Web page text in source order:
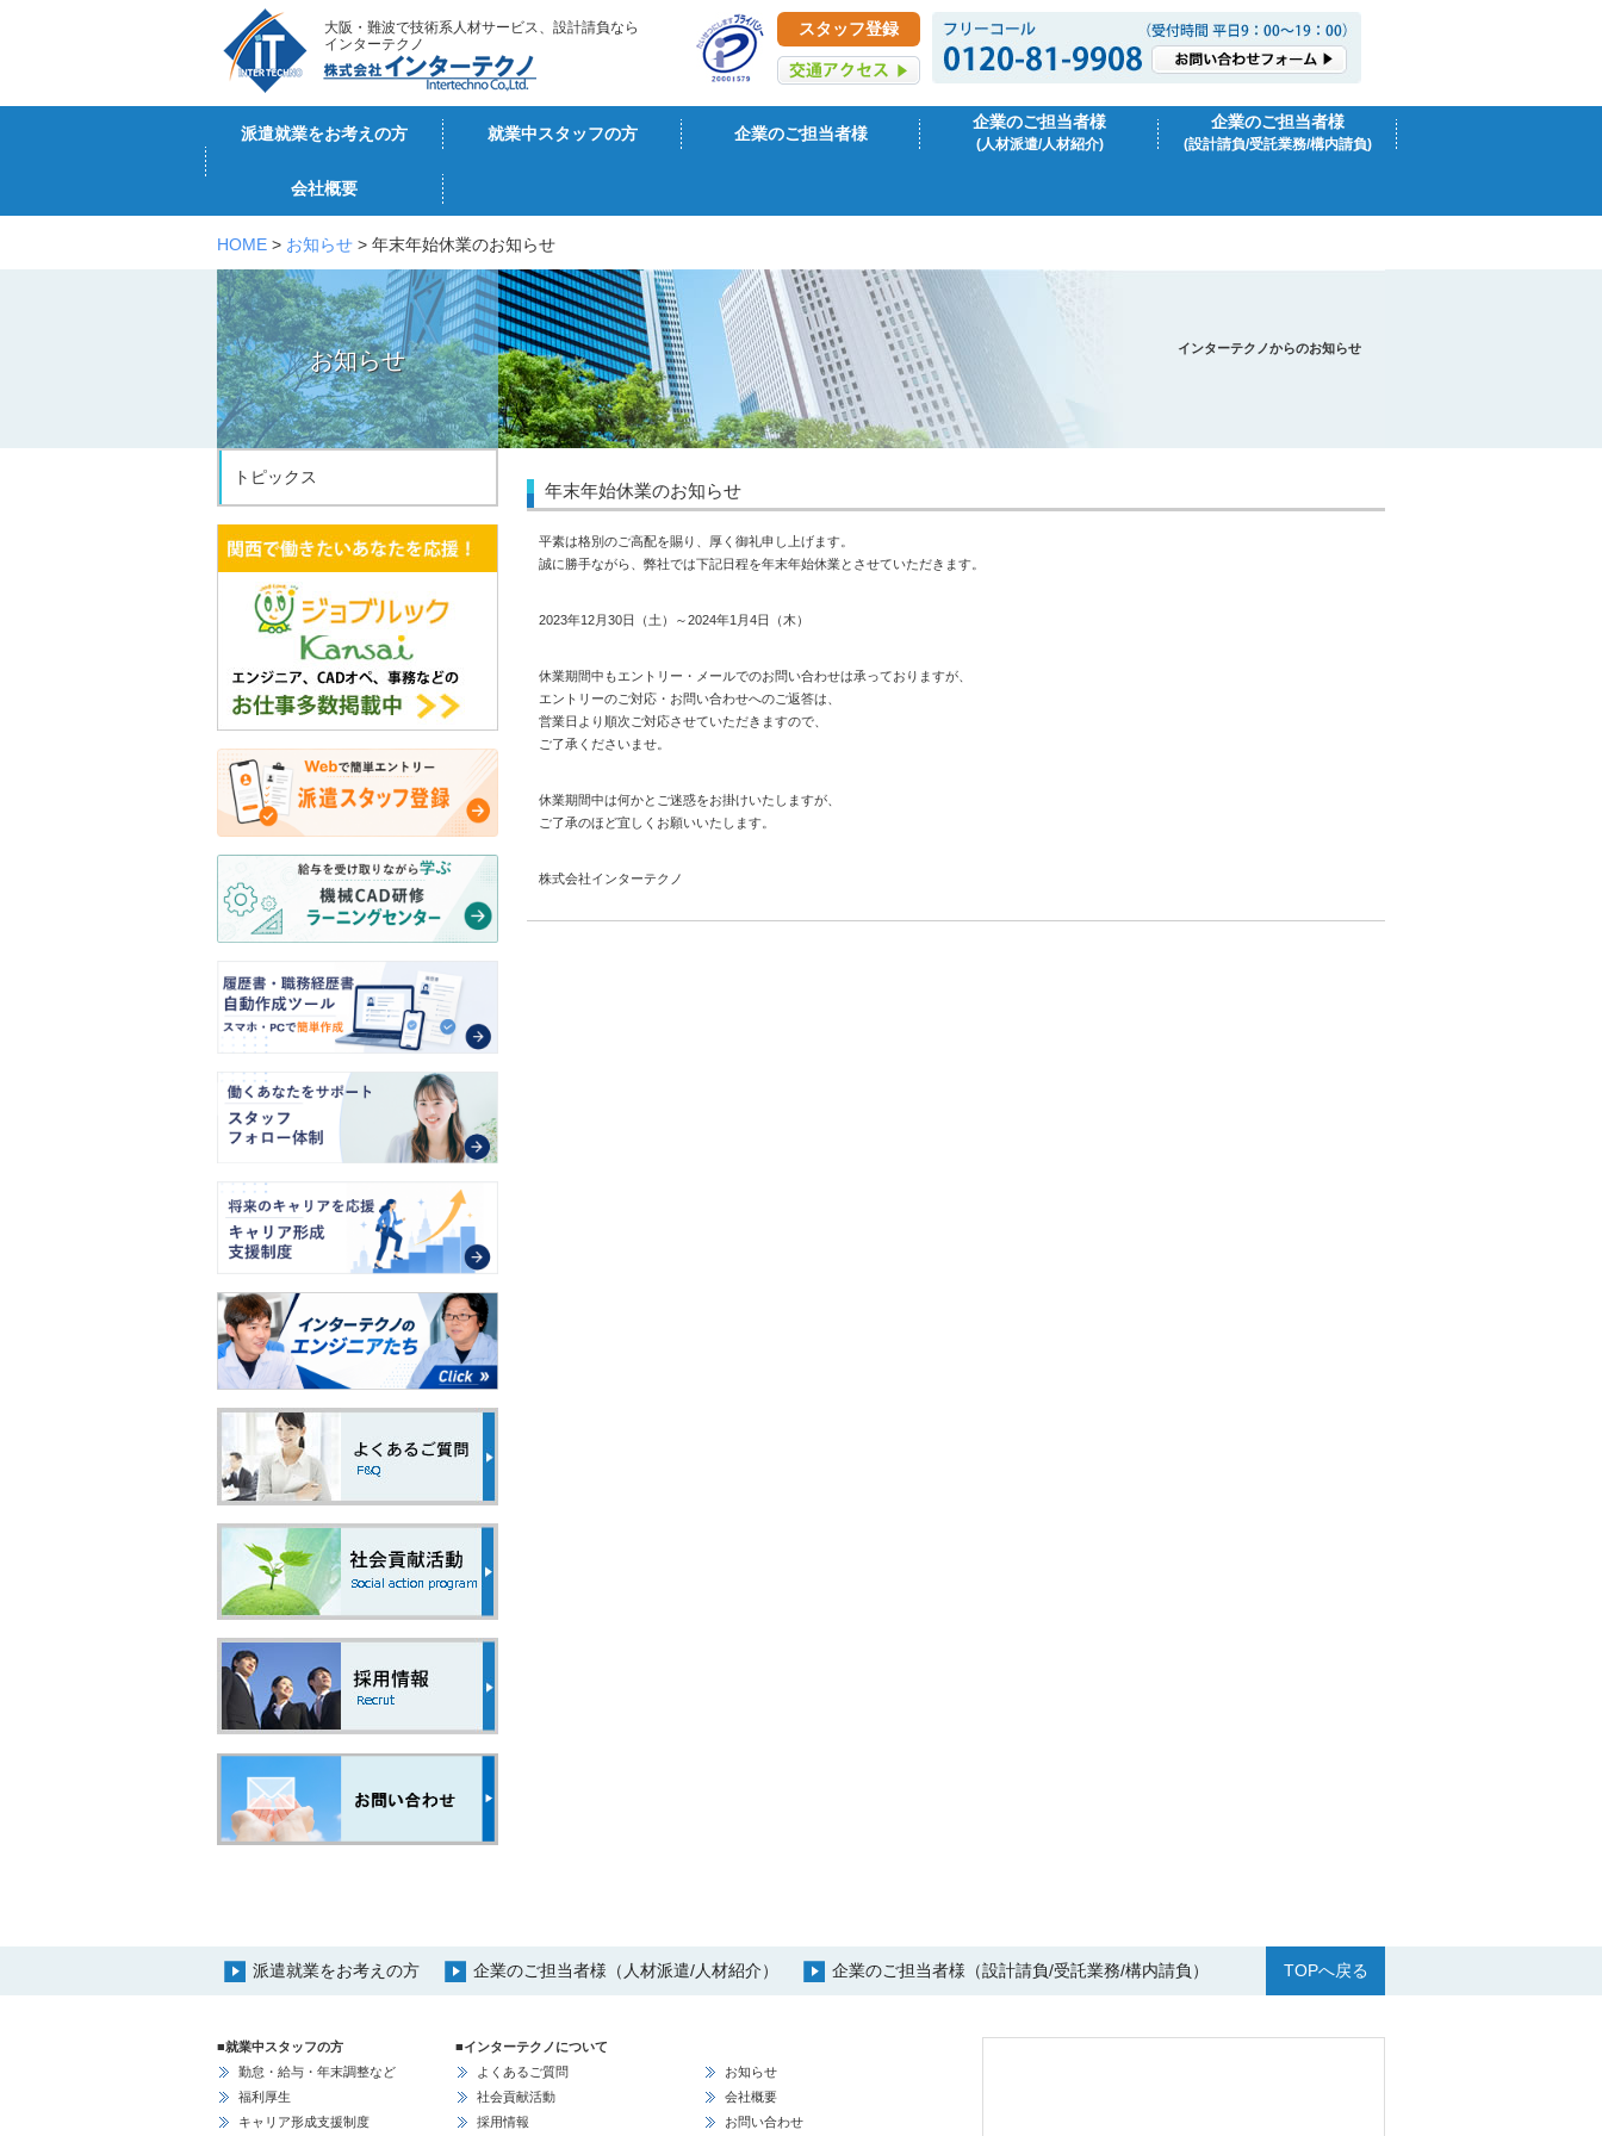
大阪・難波で技術系人材サービス、設計請負なら
インターテクノ
スタッフ登録
派遣就業をお考えの方 就業中スタッフの方 企業のご担当者様
企業のご担当者様
(人材派遣/人材紹介)
企業のご担当者様
(設計請負/受託業務/構内請負)
会社概要
HOME > お知らせ > 年末年始休業のお知らせ
インターテクノからのお知らせ
年末年始休業のお知らせ
平素は格別のご高配を賜り、厚く御礼申し上げます。
誠に勝手ながら、弊社では下記日程を年末年始休業とさせていただきます。
2023年12月30日（土）～2024年1月4日（木）
休業期間中もエントリー・メールでのお問い合わせは承っておりますが、
エントリーのご対応・お問い合わせへのご返答は、
営業日より順次ご対応させていただきますので、
ご了承くださいませ。
休業期間中は何かとご迷惑をお掛けいたしますが、
ご了承のほど宜しくお願いいたします。
株式会社インターテクノ
お知らせ
トピックス
派遣就業をお考えの方 企業のご担当者様（人材派遣/人材紹介） 企業のご担当者様（設計請負/受託業務/構内請負） TOPへ戻る
■就業中スタッフの方
勤怠・給与・年末調整など
福利厚生
キャリア形成支援制度
■インターテクノについて
よくあるご質問
お知らせ
社会貢献活動
会社概要
採用情報
お問い合わせ